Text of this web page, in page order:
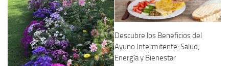
Descubre los Beneficios del
Ayuno Intermitente: Salud,
Energía y Bienestar